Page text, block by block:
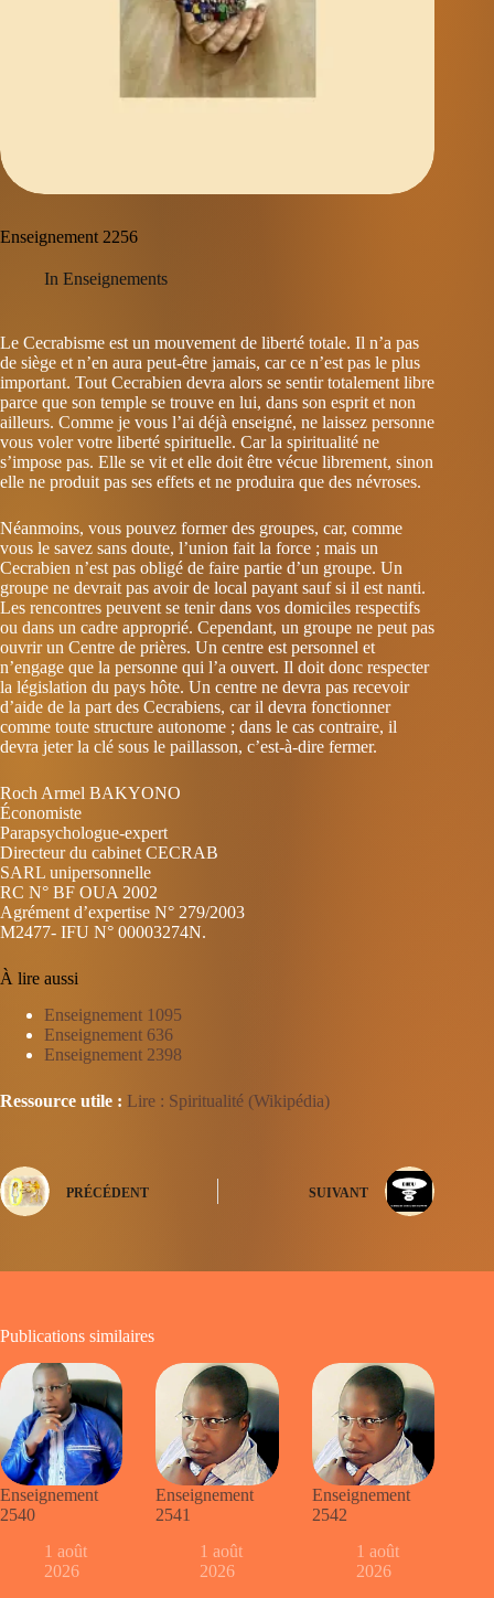
Enseignement 2256
In Enseignements
Le Cecrabisme est un mouvement de liberté totale. Il n’a pas
de siège et n’en aura peut-être jamais, car ce n’est pas le plus
important. Tout Cecrabien devra alors se sentir totalement libre
parce que son temple se trouve en lui, dans son esprit et non
ailleurs. Comme je vous l’ai déjà enseigné, ne laissez personne
vous voler votre liberté spirituelle. Car la spiritualité ne
s’impose pas. Elle se vit et elle doit être vécue librement, sinon
elle ne produit pas ses effets et ne produira que des névroses.
Néanmoins, vous pouvez former des groupes, car, comme
vous le savez sans doute, l’union fait la force ; mais un
Cecrabien n’est pas obligé de faire partie d’un groupe. Un
groupe ne devrait pas avoir de local payant sauf si il est nanti.
Les rencontres peuvent se tenir dans vos domiciles respectifs
ou dans un cadre approprié. Cependant, un groupe ne peut pas
ouvrir un Centre de prières. Un centre est personnel et
n’engage que la personne qui l’a ouvert. Il doit donc respecter
la législation du pays hôte. Un centre ne devra pas recevoir
d’aide de la part des Cecrabiens, car il devra fonctionner
comme toute structure autonome ; dans le cas contraire, il
devra jeter la clé sous le paillasson, c’est‑à‑dire fermer.
Roch Armel BAKYONO
Économiste
Parapsychologue-expert
Directeur du cabinet CECRAB
SARL unipersonnelle
RC N° BF OUA 2002
Agrément d’expertise N° 279/2003
M2477- IFU N° 00003274N.
À lire aussi
Enseignement 1095
Enseignement 636
Enseignement 2398
Ressource utile : Lire : Spiritualité (Wikipédia)
PRÉCÉDENT SUIVANT
Publications similaires
Enseignement
2540
1 août
2026
Enseignement
2541
1 août
2026
Enseignement
2542
1 août
2026